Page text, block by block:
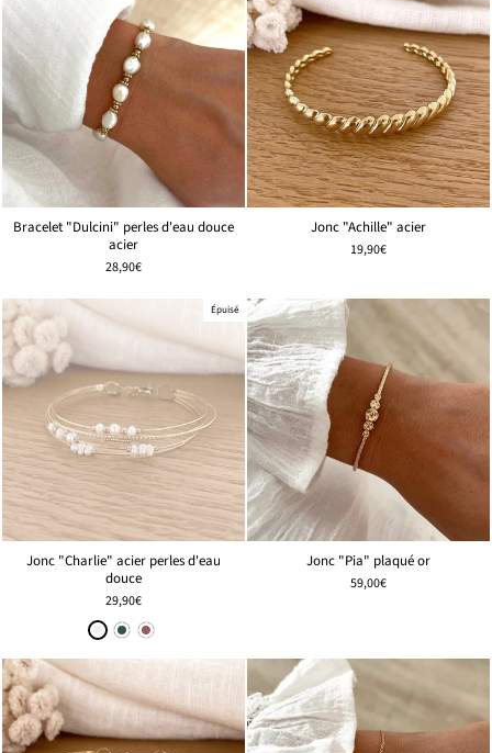
Bracelet "Dulcini" perles d'eau douce
acier
28,90€
Jonc "Achille" acier
19,90€
Épuisé
Jonc "Charlie" acier perles d'eau
douce
29,90€
Jonc "Pia" plaqué or
59,00€